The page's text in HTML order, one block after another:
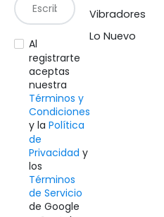
Al
registrarte
aceptas
nuestra
Términos y
Condiciones
y la Política
de
Privacidad y
los
Términos
de Servicio
de Google
Vibradores
Lo Nuevo